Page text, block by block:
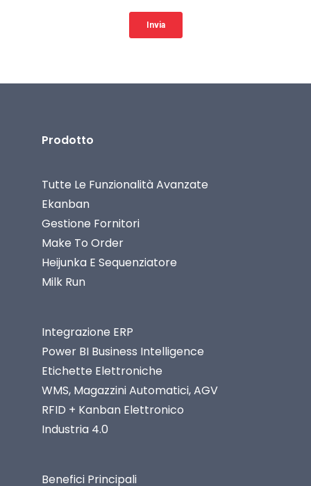
Prodotto
Tutte Le Funzionalità Avanzate
Ekanban
Gestione Fornitori
Make To Order
Heijunka E Sequenziatore
Milk Run
Integrazione ERP
Power BI Business Intelligence
Etichette Elettroniche
WMS, Magazzini Automatici, AGV
RFID + Kanban Elettronico
Industria 4.0
Benefici Principali